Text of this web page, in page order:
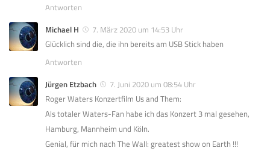
Antworten
Michael H
7. März 2020 um 14:53 Uhr
Glücklich sind die, die ihn bereits am USB Stick haben
Antworten
Jürgen Etzbach
7. Juni 2020 um 08:54 Uhr
Roger Waters Konzertfilm Us and Them:
Als totaler Waters-Fan habe ich das Konzert 3 mal gesehen,
Hamburg, Mannheim und Köln.
Genial, für mich nach The Wall: greatest show on Earth !!!